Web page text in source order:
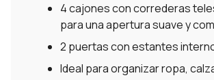
4 cajones con correderas
para una apertura suave y
2 puertas con estantes
Ideal para organizar ropa,